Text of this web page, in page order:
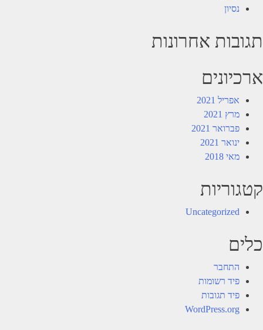
נסיון
תגובות אחרונות
ארכיונים
אפריל 2021
מרץ 2021
פברואר 2021
ינואר 2021
מאי 2018
קטגוריות
Uncategorized
כלים
התחבר
פיד רשומות
פיד תגובות
WordPress.org